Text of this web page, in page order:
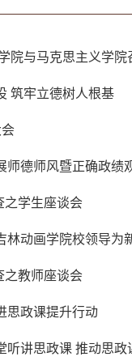
院与马克思主义学院
筑牢立德树人根基
师德师风暨正确政绩
之学生座谈会
动画学院校领导为
之教师座谈会
思政课提升行动
听讲思政课 推动思政